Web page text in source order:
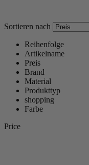
Sortieren nach
Reihenfolge
Artikelname
Preis
Brand
Material
Produkttyp
shopping
Farbe
Price